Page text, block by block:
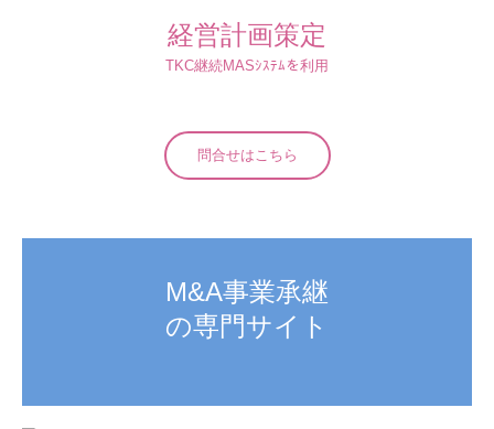
経営計画策定
TKC継続MASｼｽﾃﾑを利用
問合せはこちら
M&A事業承継
の専門サイト